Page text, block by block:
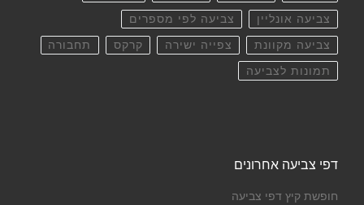
צביעה אונליין צביעה לפי מספרים
צביעה מקוונת צפייה ישירה קרקס תחבורה
תמונות לצביעה
דפי צביעה אחרונים
חופשת קיץ דפי צביעה